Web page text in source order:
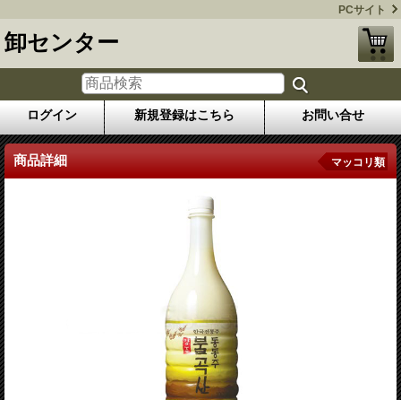
PCサイト
卸センター
ログイン 新規登録はこちら お問い合せ
商品詳細 マッコリ類